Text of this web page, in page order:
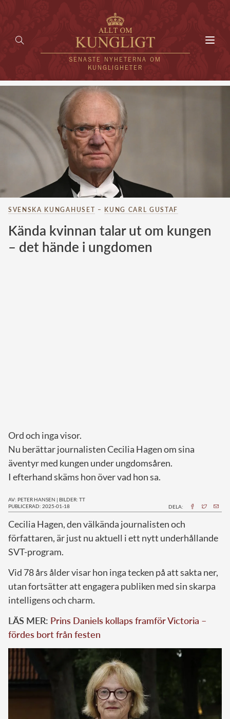
SENASTE NYHETERNA OM
KUNGLIGHETER
HEM
KUNGAFAMILJEN
UTLÄNDSKT
KÄNDISAR
VÄRLDENS KUNGAHUS
Svenska kungahuset
Brittiska kungahuset
Norska kungahuset
SVENSKA KUNGAHUSET – KUNG CARL GUSTAF
Kända kvinnan talar ut om kungen
– det hände i ungdomen
Ord och inga visor.
Nu berättar journalisten Cecilia Hagen om sina
äventyr med kungen under ungdomsåren.
I efterhand skäms hon över vad hon sa.
AV: PETER HANSEN | BILDER: TT
PUBLICERAD: 2025-01-18
DELA:
Cecilia Hagen, den välkända journalisten och
författaren, är just nu aktuell i ett nytt underhållande
SVT-program.
Vid 78 års ålder visar hon inga tecken på att sakta ner,
utan fortsätter att engagera publiken med sin skarpa
intelligens och charm.
LÄS MER: Prins Daniels kollaps framför Victoria –
fördes bort från festen